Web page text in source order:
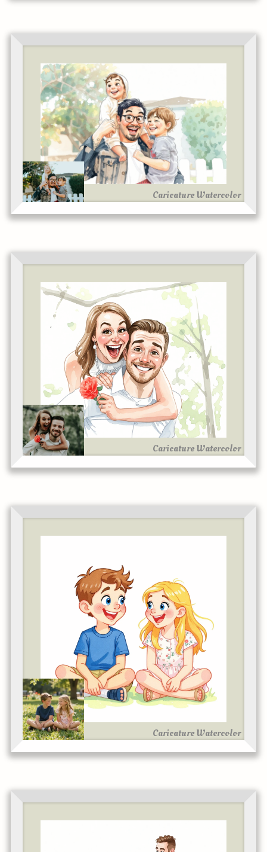
Caricature Watercolor
Caricature Watercolor
Caricature Watercolor